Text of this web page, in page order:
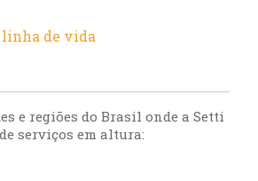
e regiões do Brasil onde a Setti
serviços em altura: